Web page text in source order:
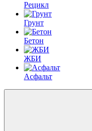
Рецикл
Грунт
Бетон
ЖБИ
Асфальт